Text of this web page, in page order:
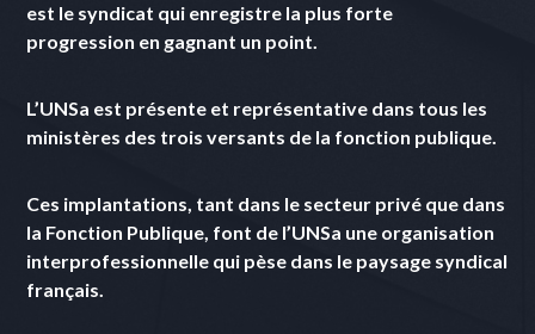
est le syndicat qui enregistre la plus forte
progression en gagnant un point.
L’UNSa est présente et représentative dans tous les
ministères des trois versants de la fonction publique.
Ces implantations, tant dans le secteur privé que dans
la Fonction Publique, font de l’UNSa une organisation
interprofessionnelle qui pèse dans le paysage syndical
français.